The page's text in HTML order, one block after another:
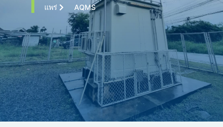
แพร่
AQMS